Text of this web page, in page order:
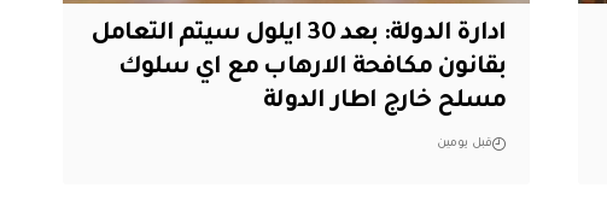
ادارة الدولة: بعد 30 ايلول سيتم التعامل
بقانون مكافحة الارهاب مع اي سلوك
مسلح خارج اطار الدولة
قبل يومين